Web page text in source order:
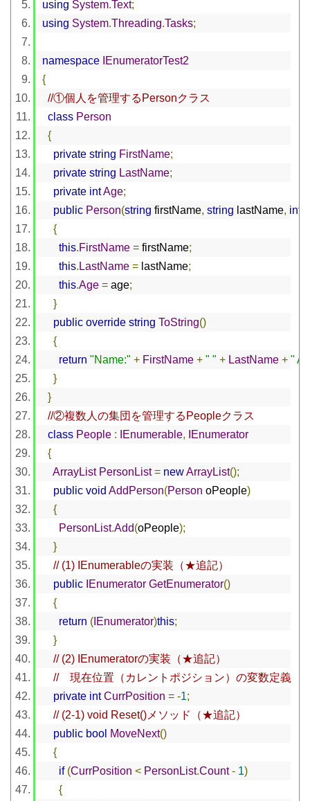
using System.Text;
using System.Threading.Tasks;
namespace IEnumeratorTest2
{
//①個人を管理するPersonクラス
class Person
{
private string FirstName;
private string LastName;
private intAge;
public Person(string firstName, string lastName, int
{
this.FirstName = firstName;
this. LastName = lastName;
this.Age = age;
}
public override string ToString()
{
return "Name:" + FirstName + " " + LastName + "
}
}
//②複数人の集団を管理するPeopleクラス
class People : IEnumerable,
IEnumerator
{
ArrayList PersonList = newArrayList();
public void AddPerson(Person oPeople)
{
PersonList.Add(oPeople);
}
// (1) IEnumerableの実装（★追記）
public IEnumerator GetEnumerator()
{
return ( IEnumerator)this;
}
// (2) IEnumeratorの実装（★追記）
//　現在位置（カレントポジション）の変数定義
private int CurrPosition = -1;
// (2-1) void Reset()メソッド（★追記）
public bool MoveNext()
{
if (CurrPosition < PersonList.Count - 1)
{